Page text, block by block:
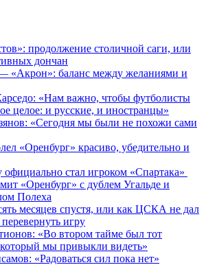
продолжение столичной саги, или
дончан
«Акрон»: баланс между желаниями и
«Нам важно, чтобы футболисты
целое: и русские, и иностранцы»
«Сегодня мы были не похожи сами
«Оренбург» красиво, убедительно и
стал игроком «Спартака»
«Оренбург» с дублем Угальде и
Полеха
месяцев спустя, или как ЦСКА не дал
игру
«Во втором тайме был тот
мы привыкли видеть»
«Радоваться сил пока нет»